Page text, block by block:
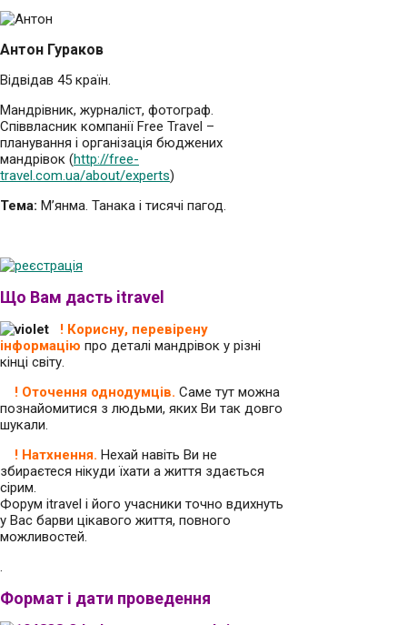
Антон Гураков
Відвідав 45 країн.
Мандрівник, журналіст, фотограф.
Співвласник компанії Free Travel –
планування і організація бюджених
мандрівок (http://free-
travel.com.ua/about/experts)
Тема: М’янма. Танака і тисячі пагод.
Що Вам дасть itravel
! Корисну, перевірену
інформацію про деталі мандрівок у різні
кінці світу.
! Оточення однодумців. Саме тут можна
познайомитися з людьми, яких Ви так довго
шукали.
! Натхнення. Нехай навіть Ви не
збираєтеся нікуди їхати а життя здається
сірим.
Форум іtravel і його учасники точно вдихнуть
у Вас барви цікавого життя, повного
можливостей.
.
Формат і дати проведення